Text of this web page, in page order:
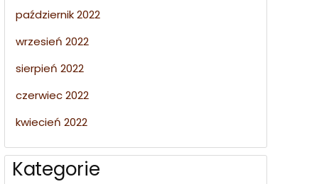
październik 2022
wrzesień 2022
sierpień 2022
czerwiec 2022
kwiecień 2022
Kategorie